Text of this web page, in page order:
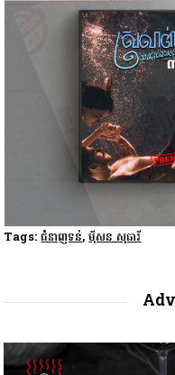
Tags:ជំនាញទន់,ម៉ីសន សុធារី